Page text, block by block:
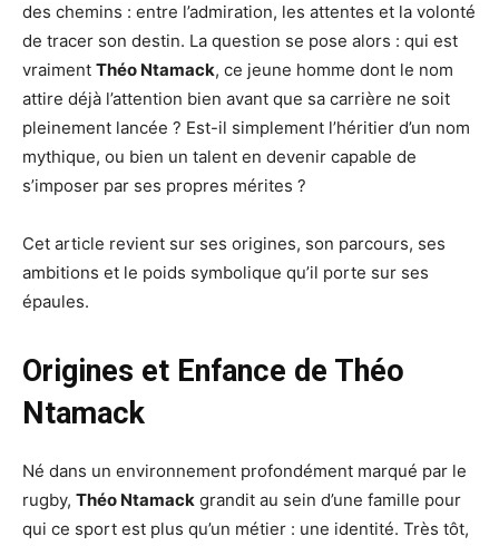
des chemins : entre l’admiration, les attentes et la volonté
de tracer son destin. La question se pose alors : qui est
vraiment Théo Ntamack, ce jeune homme dont le nom
attire déjà l’attention bien avant que sa carrière ne soit
pleinement lancée ? Est-il simplement l’héritier d’un nom
mythique, ou bien un talent en devenir capable de
s’imposer par ses propres mérites ?
Cet article revient sur ses origines, son parcours, ses
ambitions et le poids symbolique qu’il porte sur ses
épaules.
Origines et Enfance de Théo
Ntamack
Né dans un environnement profondément marqué par le
rugby, Théo Ntamack grandit au sein d’une famille pour
qui ce sport est plus qu’un métier : une identité. Très tôt,